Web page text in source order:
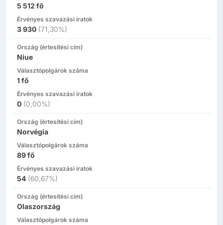
5 512 fő
Érvényes szavazási iratok
3 930 (71,30%)
Ország (értesítési cím)
Niue
Választópolgárok száma
1fő
Érvényes szavazási iratok
0 (0,00%)
Ország (értesítési cím)
Norvégia
Választópolgárok száma
89fő
Érvényes szavazási iratok
54 (60,67%)
Ország (értesítési cím)
Olaszország
Választópolgárok száma